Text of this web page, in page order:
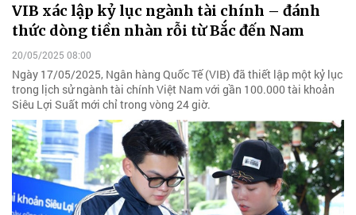
VIB xác lập kỷ lục ngành tài chính – đánh
thức dòng tiền nhàn rỗi từ Bắc đến Nam
20/05/2025 08:00
Ngày 17/05/2025, Ngân hàng Quốc Tế (VIB) đã thiết lập một kỷ lục
trong lịch sử ngành tài chính Việt Nam với gần 100.000 tài khoản
Siêu Lợi Suất mới chỉ trong vòng 24 giờ.